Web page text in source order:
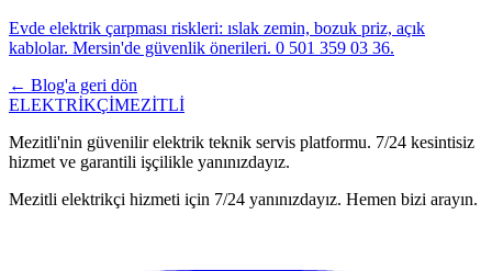
Evde elektrik çarpması riskleri: ıslak zemin, bozuk priz, açık
kablolar. Mersin'de güvenlik önerileri. 0 501 359 03 36.
← Blog'a geri dön
ELEKTRİKÇİMEZİTLİ
Mezitli'nin güvenilir elektrik teknik servis platformu. 7/24 kesintisiz
hizmet ve garantili işçilikle yanınızdayız.
Mezitli elektrikçi hizmeti için 7/24 yanınızdayız. Hemen bizi arayın.